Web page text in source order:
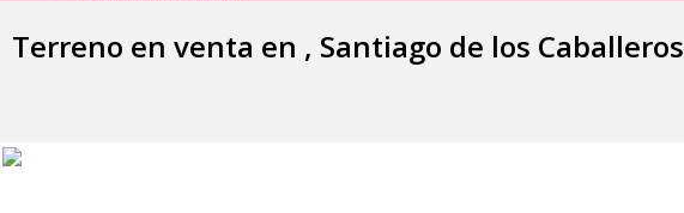
Terreno en venta en , Santiago de los Caballeros